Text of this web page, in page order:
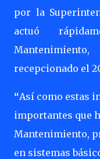
por la
actuó
recepcionado el
“Así como estas
importantes que
Mantenimiento,
en sistemas